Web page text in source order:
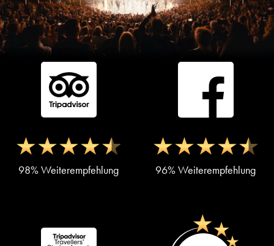
98% Weiterempfehlung 96% Weiterempfehlung